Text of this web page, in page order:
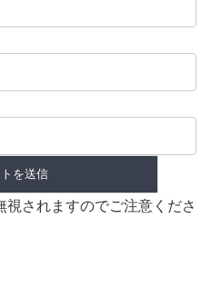
視されますのでご注意くださ